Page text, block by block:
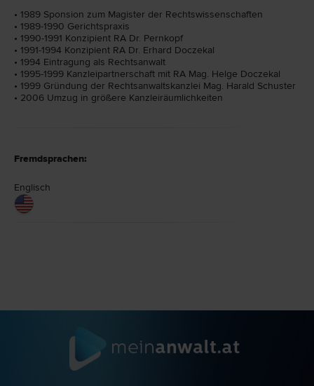
• 1989 Sponsion zum Magister der Rechtswissenschaften
• 1989-1990 Gerichtspraxis
• 1990-1991 Konzipient RA Dr. Pernkopf
• 1991-1994 Konzipient RA Dr. Erhard Doczekal
• 1994 Eintragung als Rechtsanwalt
• 1995-1999 Kanzleipartnerschaft mit RA Mag. Helge Doczekal
• 1999 Gründung der Rechtsanwaltskanzlei Mag. Harald Schuster
• 2006 Umzug in größere Kanzleiräumlichkeiten
Fremdsprachen:
Englisch